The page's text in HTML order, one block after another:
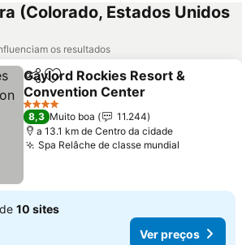
(Colorado, Estados Unidos
os resultados
PartilharAdicionar aos favoritos
Gaylord Rockies Resort &
Convention Center
4 Estrelas
8,3 Muito boa
11.244
a 13.1 km de Centro da cidade
Spa Relâche de classe mundial
10 sites
Ver preços